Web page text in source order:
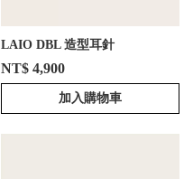
LAIO DBL 造型耳針
NT$ 4,900
加入購物車